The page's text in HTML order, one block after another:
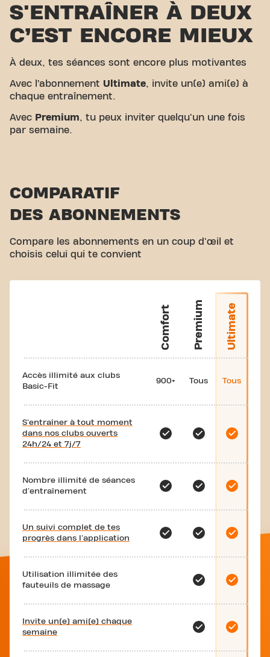
S'ENTRAÎNER À DEUX
C’EST ENCORE MIEUX
À deux, tes séances sont encore plus motivantes
Avec l’abonnement Ultimate, invite un(e) ami(e) à
chaque entraînement.
Avec Premium, tu peux inviter quelqu'un une fois
par semaine.
COMPARATIF
DES ABONNEMENTS
Compare les abonnements en un coup d'œil et
choisis celui qui te convient
Comfort Premium Ultimate
Accès illimité aux clubs
Basic-Fit
900+ Tous Tous
S'entraîner à tout moment
dans nos clubs ouverts
24h/24 et 7j/7
Nombre illimité de séances
d'entraînement
Un suivi complet de tes
progrès dans l'application
Utilisation illimitée des
fauteuils de massage
Invite un(e) ami(e) chaque
semaine